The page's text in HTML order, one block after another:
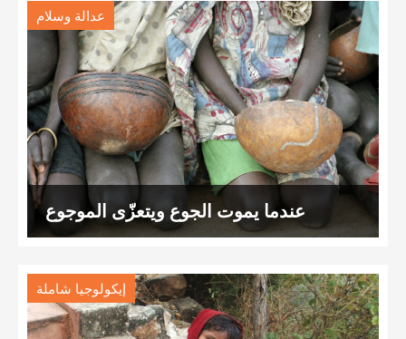
عدالة وسلام
عندما يموت الجوع ويتعزّى الموجوع
إيكولوجيا شاملة